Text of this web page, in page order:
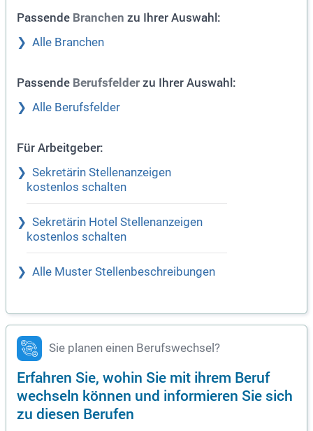
Passende Branchen zu Ihrer Auswahl:
Alle Branchen
Passende Berufsfelder zu Ihrer Auswahl:
Alle Berufsfelder
Für Arbeitgeber:
Sekretärin Stellenanzeigen
kostenlos schalten
Sekretärin Hotel Stellenanzeigen
kostenlos schalten
Alle Muster Stellenbeschreibungen
Sie planen einen Berufswechsel?
Erfahren Sie, wohin Sie mit ihrem Beruf
wechseln können und informieren Sie sich
zu diesen Berufen